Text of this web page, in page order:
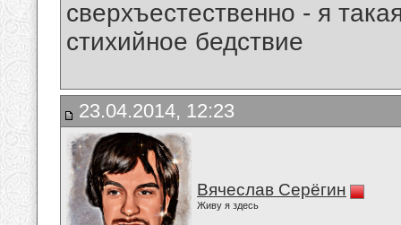
сверхъестественно - я
стихийное бедствие
23.04.2014, 12:23
Вячеслав Серёгин
Живу я здесь